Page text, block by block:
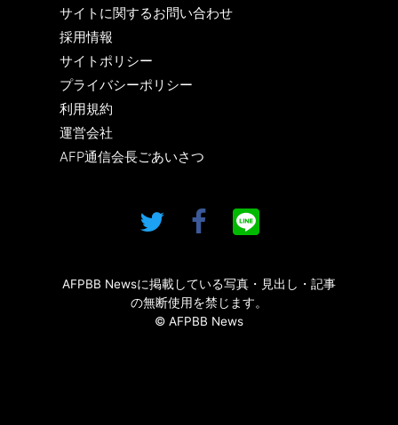
サイトに関するお問い合わせ
採用情報
サイトポリシー
プライバシーポリシー
利用規約
運営会社
AFP通信会長ごあいさつ
AFPBB Newsに掲載している写真・見出し・記事
の無断使用を禁じます。
© AFPBB News